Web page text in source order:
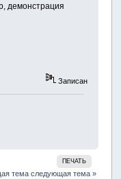
демонстрация
Записан
ПЕЧАТЬ
тема следующая тема »